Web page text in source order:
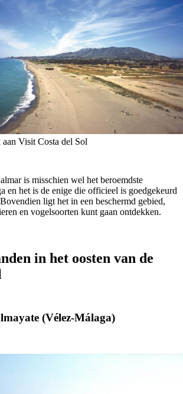
Visit Costa del Sol
is misschien wel het beroemdste
en het is de enige die officieel is goedgekeurd
ligt het in een beschermd gebied,
en vogelsoorten kunt gaan ontdekken.
in het oosten van de
(Vélez-Málaga)